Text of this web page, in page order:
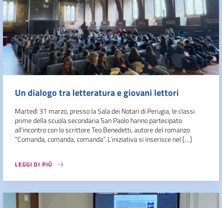
Un dialogo tra letteratura e giovani lettori
Martedì 31 marzo, presso la Sala dei Notari di Perugia, le classi
prime della scuola secondaria San Paolo hanno partecipato
all’incontro con lo scrittore Teo Benedetti, autore del romanzo
“Comanda, comanda, comanda”. L’iniziativa si inserisce nel […]
LEGGI DI PIÙ